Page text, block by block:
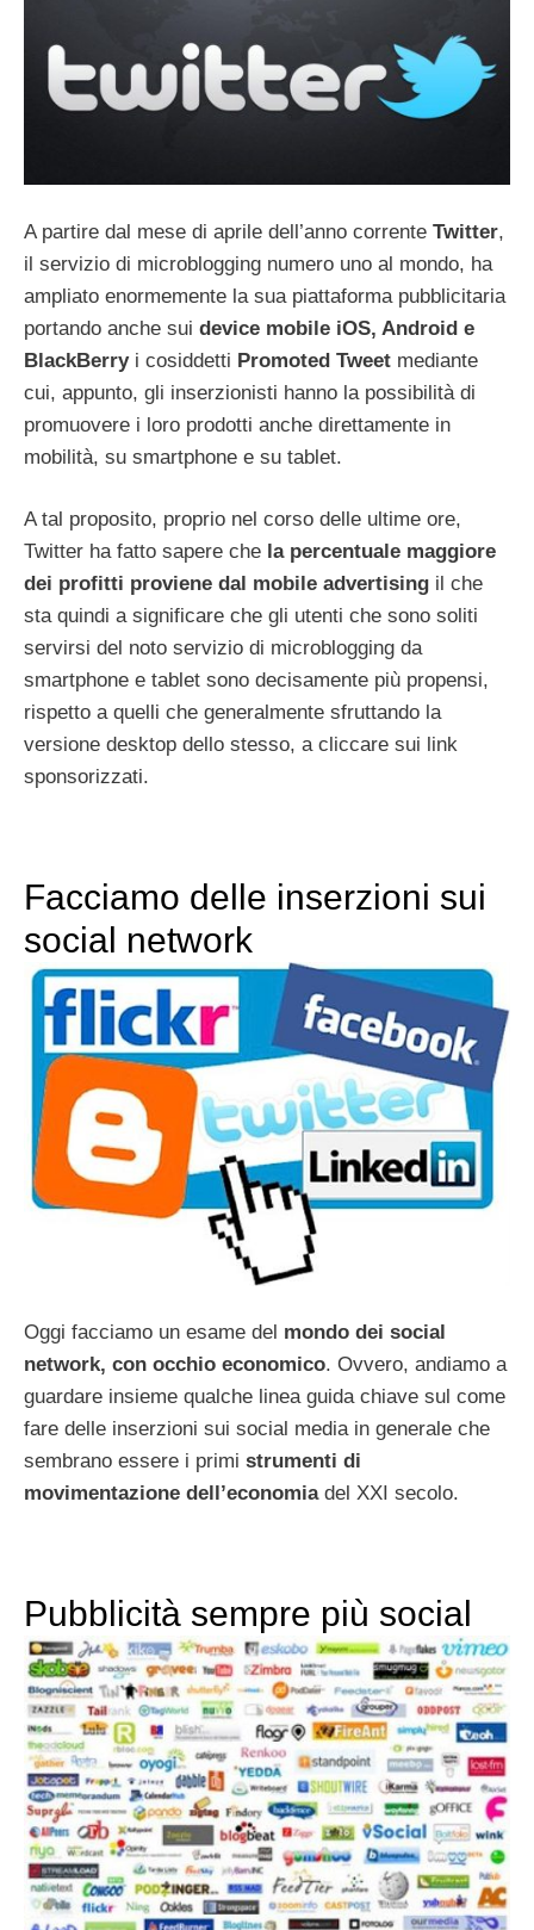
A partire dal mese di aprile dell’anno corrente Twitter,
il servizio di microblogging numero uno al mondo, ha
ampliato enormemente la sua piattaforma pubblicitaria
portando anche sui device mobile iOS, Android e
BlackBerryi cosiddetti Promoted Tweet mediante
cui, appunto, gli inserzionisti hanno la possibilità di
promuovere i loro prodotti anche direttamente in
mobilità, su smartphone e su tablet.
A tal proposito, proprio nel corso delle ultime ore,
Twitter ha fatto sapere che la percentuale maggiore
dei profitti proviene dal mobile advertising il che
sta quindi a significare che gli utenti che sono soliti
servirsi del noto servizio di microblogging da
smartphone e tablet sono decisamente più propensi,
rispetto a quelli che generalmente sfruttando la
versione desktop dello stesso, a cliccare sui link
sponsorizzati.
Facciamo delle inserzioni sui
social network
Oggi facciamo un esame del mondo dei social
network, con occhio economico. Ovvero, andiamo a
guardare insieme qualche linea guida chiave sul come
fare delle inserzioni sui social media in generale che
sembrano essere i primi strumenti di
movimentazione dell’economiadel XXI secolo.
Pubblicità sempre più social